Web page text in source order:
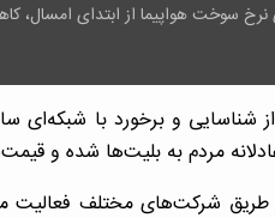
در حالی است که با افزایش ۲۰ برابری نرخ سوخت هواپیما
شناسایی و برخورد با شبکه‌ای
مردم به بلیت‌ها شده و
شرکت‌های مختلف فعالیت